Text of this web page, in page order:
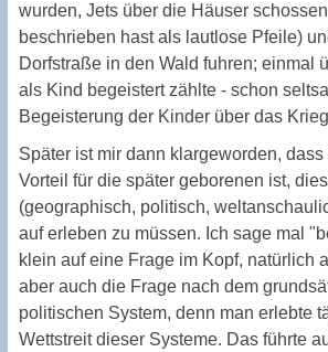
wurden, Jets über die Häuser
beschrieben hast als lautlose Pfeile)
Dorfstraße in den Wald fuhren; einmal
als Kind begeistert zählte - schon
Begeisterung der Kinder über das
Später ist mir dann klargeworden,
Vorteil für die später geborenen ist,
(geographisch, politisch,
auf erleben zu müssen. Ich sage mal
klein auf eine Frage im Kopf, natürlich
aber auch die Frage nach dem
politischen System, denn man erlebte
Wettstreit dieser Systeme. Das führte